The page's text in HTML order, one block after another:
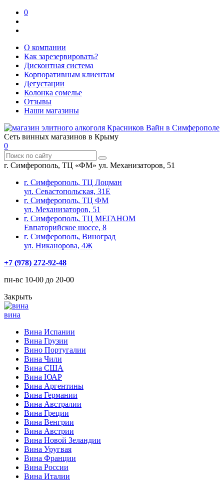
0
О компании
Как зарезервировать?
Дисконтная система
Корпоративным клиентам
Дегустации
Колонка сомелье
Отзывы
Наши магазины
Сеть винных магазинов в Крыму
0
г. Симферополь, ТЦ «ФМ» ул. Механизаторов, 51
г. Симферополь, ТЦ Лоцман
ул. Севастопольская, 31Е
г. Симферополь, ТЦ ФМ
ул. Механизаторов, 51
г. Симферополь, ТЦ МЕГАНОМ
Евпаторийское шоссе, 8
г. Симферополь, Виноград
ул. Никанорова, 4Ж
+7 (978) 272-92-48
пн-вс 10-00 до 20-00
Закрыть
вина
Вина Испании
Вина Грузии
Вино Португалии
Вина Чили
Вина США
Вина ЮАР
Вина Аргентины
Вина Германии
Вина Австралии
Вина Греции
Вина Венгрии
Вина Австрии
Вина Новой Зеландии
Вина Уругвая
Вина Франции
Вина России
Вина Италии